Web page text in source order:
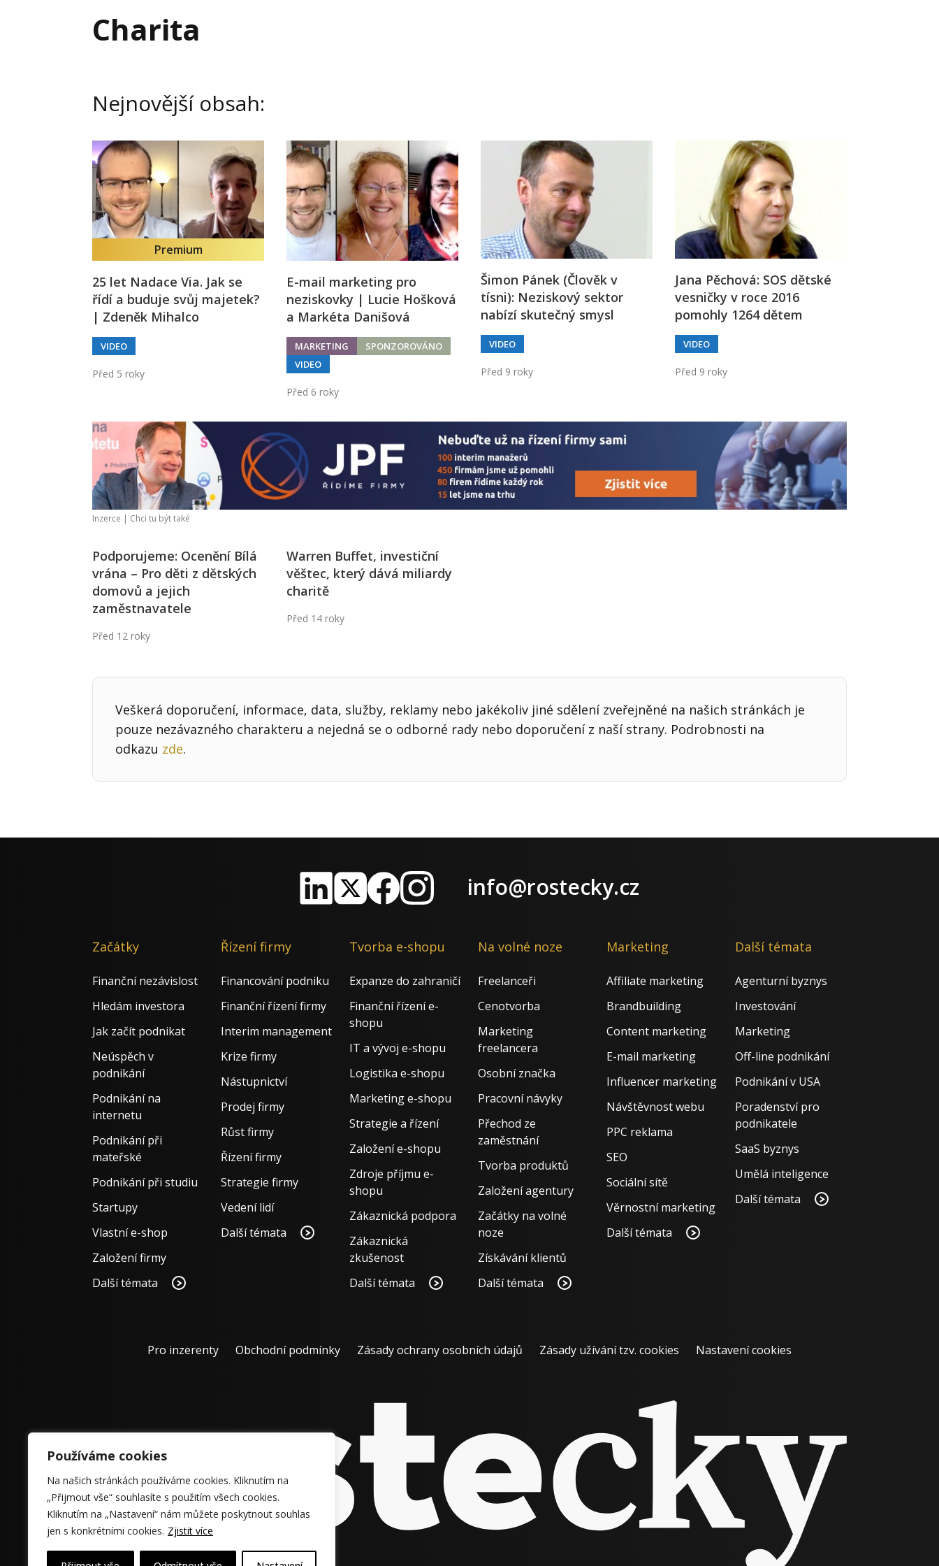
Používáme cookies
Na našich stránkách používáme cookies. Kliknutím na
„Přijmout vše“ souhlasíte s použitím všech cookies.
Kliknutím na „Nastavení“ nám můžete poskytnout souhlas
jen s konkrétními cookies. Zjistit více
Interim management
Krizové řízení firmy
Charita
Nejnovější obsah:
Premium
25 let Nadace Via. Jak se
řídí a buduje svůj majetek?
| Zdeněk Mihalco
VIDEO
Před 5 roky
E-mail marketing pro
neziskovky | Lucie Hošková
a Markéta Danišová
MARKETING
SPONZOROVÁNO
VIDEO
Před 6 roky
Šimon Pánek (Člověk v
tísni): Neziskový sektor
nabízí skutečný smysl
VIDEO
Před 9 roky
Jana Pěchová: SOS dětské
vesničky v roce 2016
pomohly 1264 dětem
VIDEO
Před 9 roky
Inzerce | Chci tu být také
Podporujeme: Ocenění Bílá
vrána – Pro děti z dětských
domovů a jejich
zaměstnavatele
Před 12 roky
Warren Buffet, investiční
věštec, který dává miliardy
charitě
Před 14 roky
Veškerá doporučení, informace, data, služby, reklamy nebo jakékoliv jiné sdělení zveřejněné na našich stránkách je
pouze nezávazného charakteru a nejedná se o odborné rady nebo doporučení z naší strany. Podrobnosti na
odkazu zde.
info@rostecky.cz
Začátky
Finanční nezávislost
Hledám investora
Jak začít podnikat
Neúspěch v
podnikání
Podnikání na
internetu
Podnikání při
mateřské
Podnikání při studiu
Startupy
Vlastní e-shop
Založení firmy
Další témata
Řízení firmy
Financování podniku
Finanční řízení firmy
Interim management
Krize firmy
Nástupnictví
Prodej firmy
Růst firmy
Řízení firmy
Strategie firmy
Vedení lidí
Další témata
Tvorba e-shopu
Expanze do zahraničí
Finanční řízení e-
shopu
IT a vývoj e-shopu
Logistika e-shopu
Marketing e-shopu
Strategie a řízení
Založení e-shopu
Zdroje příjmu e-
shopu
Zákaznická podpora
Zákaznická
zkušenost
Další témata
Na volné noze
Freelanceři
Cenotvorba
Marketing
freelancera
Osobní značka
Pracovní návyky
Přechod ze
zaměstnání
Tvorba produktů
Založení agentury
Začátky na volné
noze
Získávání klientů
Další témata
Marketing
Affiliate marketing
Brandbuilding
Content marketing
E-mail marketing
Influencer marketing
Návštěvnost webu
PPC reklama
SEO
Sociální sítě
Věrnostní marketing
Další témata
Další témata
Agenturní byznys
Investování
Marketing
Off-line podnikání
Podnikání v USA
Poradenství pro
podnikatele
SaaS byznys
Umělá inteligence
Další témata
Pro inzerenty Obchodní podmínky Zásady ochrany osobních údajů Zásady užívání tzv. cookies Nastavení cookies